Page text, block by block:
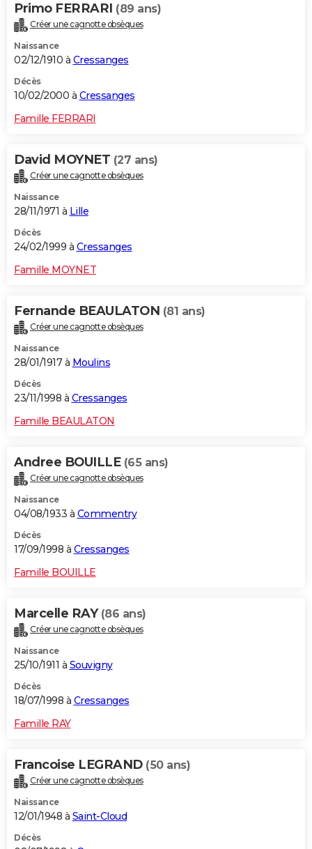
Primo FERRARI (89 ans)
Créer une cagnotte obsèques
Naissance
02/12/1910 à Cressanges
Décès
10/02/2000 à Cressanges
Famille FERRARI
David MOYNET (27 ans)
Créer une cagnotte obsèques
Naissance
28/11/1971 à Lille
Décès
24/02/1999 à Cressanges
Famille MOYNET
Fernande BEAULATON (81 ans)
Créer une cagnotte obsèques
Naissance
28/01/1917 à Moulins
Décès
23/11/1998 à Cressanges
Famille BEAULATON
Andree BOUILLE (65 ans)
Créer une cagnotte obsèques
Naissance
04/08/1933 à Commentry
Décès
17/09/1998 à Cressanges
Famille BOUILLE
Marcelle RAY (86 ans)
Créer une cagnotte obsèques
Naissance
25/10/1911 à Souvigny
Décès
18/07/1998 à Cressanges
Famille RAY
Francoise LEGRAND (50 ans)
Créer une cagnotte obsèques
Naissance
12/01/1948 à Saint-Cloud
Décès